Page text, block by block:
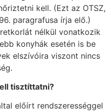
kell. (Ezt az OTSZ,
paragrafusa írja elő.)
nélkül vonatkozik
konyhák esetén is be
elszívóira viszont nincs
tisztíttatni?
előírt rendszerességgel